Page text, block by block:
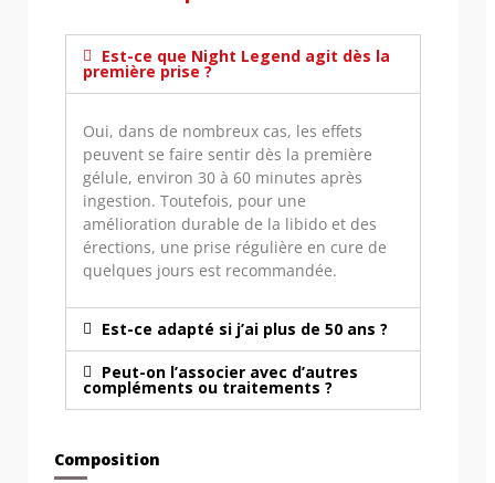
Est-ce que Night Legend agit dès la
première prise ?
Oui, dans de nombreux cas, les effets
peuvent se faire sentir dès la première
gélule, environ 30 à 60 minutes après
ingestion. Toutefois, pour une
amélioration durable de la libido et des
érections, une prise régulière en cure de
quelques jours est recommandée.
Est-ce adapté si j’ai plus de 50 ans ?
Peut-on l’associer avec d’autres
compléments ou traitements ?
Composition